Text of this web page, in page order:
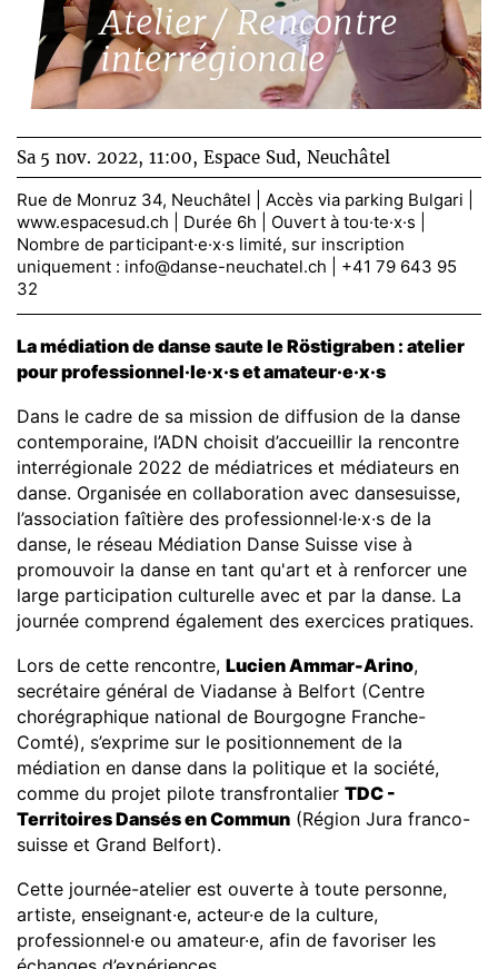
Atelier / Rencontre
interrégionale
Sa 5 nov. 2022, 11:00, Espace Sud, Neuchâtel
Rue de Monruz 34, Neuchâtel | Accès via parking Bulgari |
www.espacesud.ch | Durée 6h | Ouvert à tou·te·x·s |
Nombre de participant·e·x·s limité, sur inscription
uniquement : info@danse-neuchatel.ch | +41 79 643 95
32
La médiation de danse saute le Röstigraben : atelier
pour professionnel·le·x·s et amateur·e·x·s
Dans le cadre de sa mission de diffusion de la danse
contemporaine, l’ADN choisit d’accueillir la rencontre
interrégionale 2022 de médiatrices et médiateurs en
danse. Organisée en collaboration avec dansesuisse,
l’association faîtière des professionnel·le·x·s de la
danse, le réseau Médiation Danse Suisse vise à
promouvoir la danse en tant qu'art et à renforcer une
large participation culturelle avec et par la danse. La
journée comprend également des exercices pratiques.
Lors de cette rencontre, Lucien Ammar-Arino,
secrétaire général de Viadanse à Belfort (Centre
chorégraphique national de Bourgogne Franche-
Comté), s’exprime sur le positionnement de la
médiation en danse dans la politique et la société,
comme du projet pilote transfrontalier TDC -
Territoires Dansés en Commun (Région Jura franco-
suisse et Grand Belfort).
Cette journée-atelier est ouverte à toute personne,
artiste, enseignant·e, acteur·e de la culture,
professionnel·e ou amateur·e, afin de favoriser les